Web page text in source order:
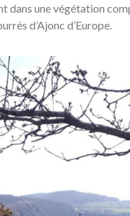
dans une végétation
d’Ajonc d’Europe.